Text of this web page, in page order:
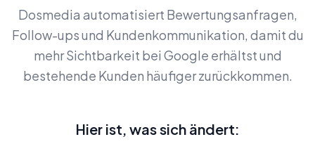
Dosmedia automatisiert Bewertungsanfragen,
Follow-ups und Kundenkommunikation, damit du
mehr Sichtbarkeit bei Google erhältst und
bestehende Kunden häufiger zurückkommen.
Hier ist, was sich ändert: